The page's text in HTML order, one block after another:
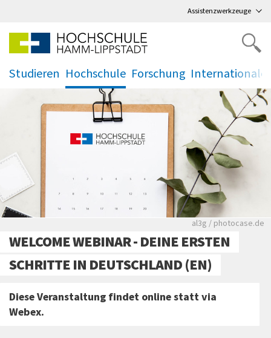
Assistenzwerkzeuge
Studieren Hochschule
.
Forschung
.
Rote leere
al3g / photocase.de
WELCOME WEBINAR - DEINE ERSTEN
SCHRITTE IN DEUTSCHLAND (EN)
Diese Veranstaltung findet online statt via
Webex.